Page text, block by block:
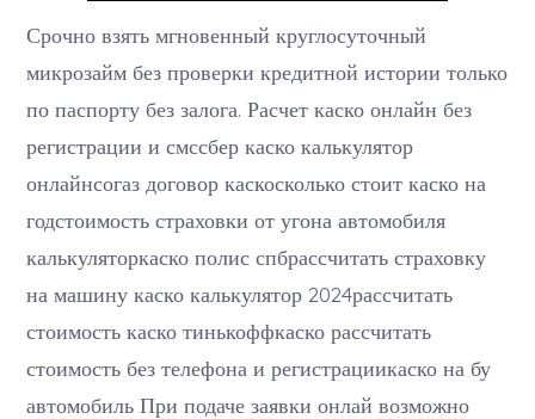
Срочно взять мгновенный круглосуточный
микрозайм без проверки кредитной истории только
по паспорту без залога. Расчет каско онлайн без
регистрации и смссбер каско калькулятор
онлайнсогаз договор каскосколько стоит каско на
годстоимость страховки от угона автомобиля
калькуляторкаско полис спбрассчитать страховку
на машину каско калькулятор 2024рассчитать
стоимость каско тинькоффкаско рассчитать
стоимость без телефона и регистрациикаско на бу
автомобиль При подаче заявки онлай возможно